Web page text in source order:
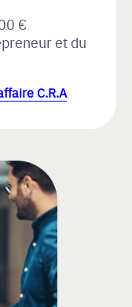
€
et du
C.R.A